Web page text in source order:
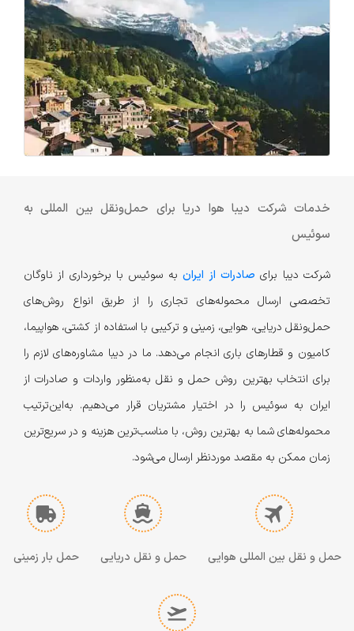
خدمات شرکت دیبا هوا دریا برای حمل‌و‌نقل بین المللی به
سوئیس
شرکت دیبا برای صادرات از ایرانبه سوئیس با برخورداری از ناوگان
تخصصی ارسال محموله‌های تجاری را از طریق انواع روش‌های
حمل‌ونقل دریایی، هوایی، زمینی و ترکیبی با استفاده از کشتی، هواپیما،
کامیون‌ و قطارهای باری انجام می‌دهد. ما در دیبا مشاوره‌های لازم را
برای انتخاب بهترین روش حمل و نقل به‌منظور واردات و صادرات از
ایران به سوئیس را در اختیار مشتریان قرار می‌دهیم. به‌این‌ترتیب
محموله‌های شما به بهترین روش، با مناسب‌ترین هزینه و در سریع‌ترین
زمان ممکن به مقصد مورد‌نظر ارسال می‌شود.
حمل و نقل بین المللی هوایی حمل و نقل دریایی حمل بار زمینی